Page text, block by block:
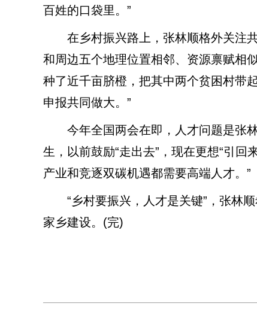
百姓的口袋里。”
在乡村振兴路上，张林顺格外关注共
和周边五个地理位置相邻、资源禀赋相
种了近千亩脐橙，把其中两个贫困村带
申报共同做大。”
今年全国两会在即，人才问题是张林
生，以前鼓励“走出去”，现在更想“引回
产业和竞逐双碳机遇都需要高端人才。”
“乡村要振兴，人才是关键”，张林顺
家乡建设。(完)